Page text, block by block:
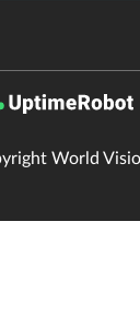
World